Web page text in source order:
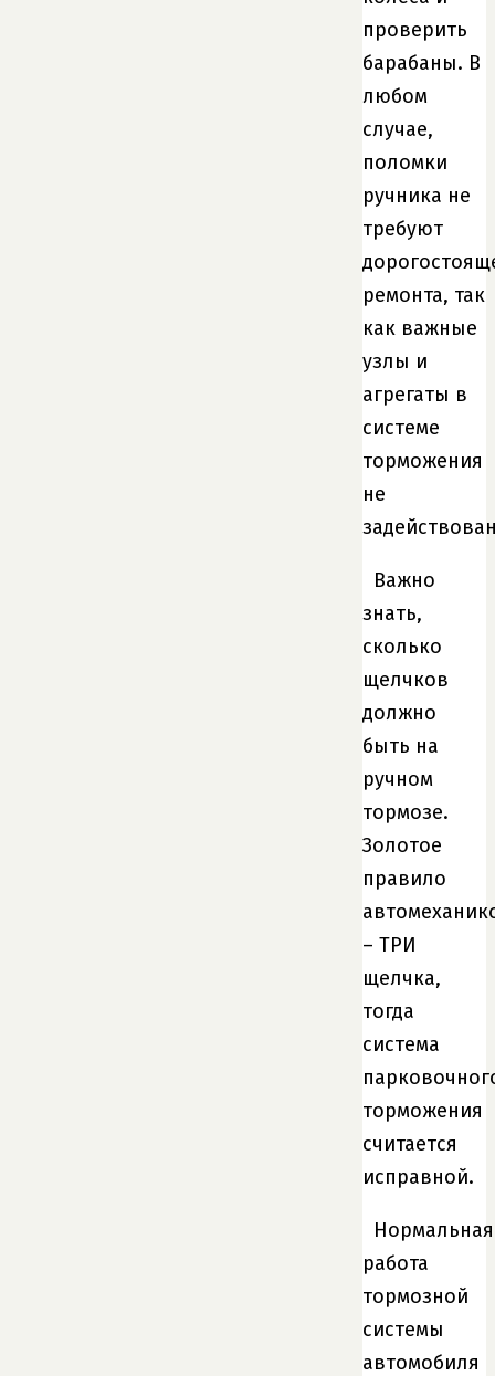
проверить
барабаны. В
любом
случае,
поломки
ручника не
требуют
ремонта, так
как важные
узлы и
агрегаты в
системе
торможения
не
Важно
знать,
сколько
щелчков
должно
быть на
ручном
тормозе.
Золотое
правило
– ТРИ
щелчка,
тогда
система
торможения
считается
исправной.
Нормальная
работа
тормозной
системы
автомобиля